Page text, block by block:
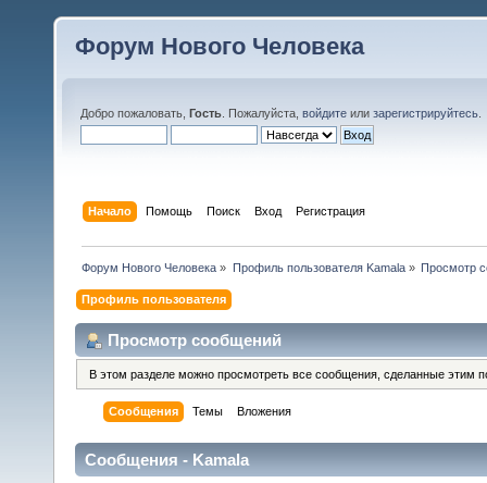
Форум Нового Человека
Добро пожаловать, Гость . Пожалуйста, войдите или зарегистрируйтесь
Начало Помощь Поиск Вход Регистрация
Форум Нового Человека » Профиль пользователя Kamala» Просмотр
Профиль пользователя
Просмотр сообщений
В этом разделе можно просмотреть все сообщения, сделанные этим
Сообщения Темы Вложения
Сообщения - Kamala